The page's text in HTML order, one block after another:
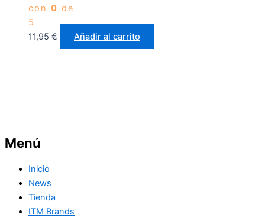
con 0 de
5
11,95 € Añadir al carrito
Menú
Inicio
News
Tienda
ITM Brands